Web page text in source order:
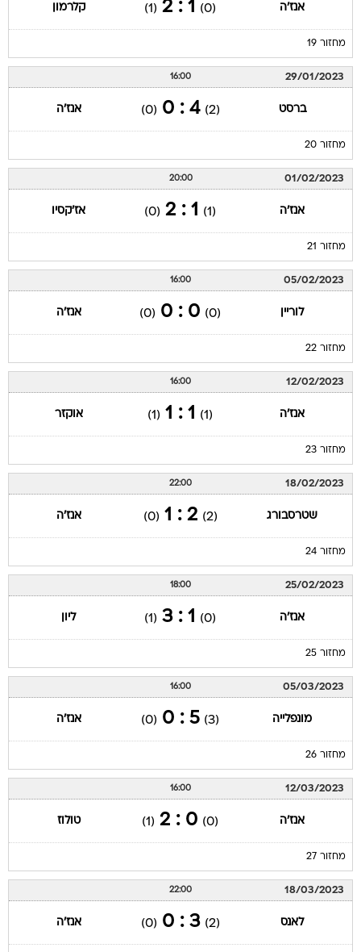
אנז'ה (0)
1 : 2
(1) קלרמון
מחזור 19
29/01/2023
16:00
ברסט (2)
4 : 0
(0) אנז'ה
מחזור 20
01/02/2023
20:00
אנז'ה (1)
1 : 2
(0) אז'קסיו
מחזור 21
05/02/2023
16:00
לוריין (0)
0 : 0
(0) אנז'ה
מחזור 22
12/02/2023
16:00
אנז'ה (1)
1 : 1
(1) אוקזר
מחזור 23
18/02/2023
22:00
שטרסבורג (2)
2 : 1
(0) אנז'ה
מחזור 24
25/02/2023
18:00
אנז'ה (0)
1 : 3
(1) ליון
מחזור 25
05/03/2023
16:00
מונפלייה (3)
5 : 0
(0) אנז'ה
מחזור 26
12/03/2023
16:00
אנז'ה (0)
0 : 2
(1) טולוז
מחזור 27
18/03/2023
22:00
לאנס (2)
3 : 0
(0) אנז'ה